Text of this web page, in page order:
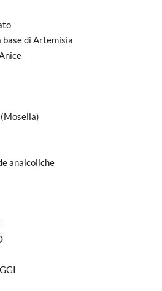
base di Artemisia
analcoliche